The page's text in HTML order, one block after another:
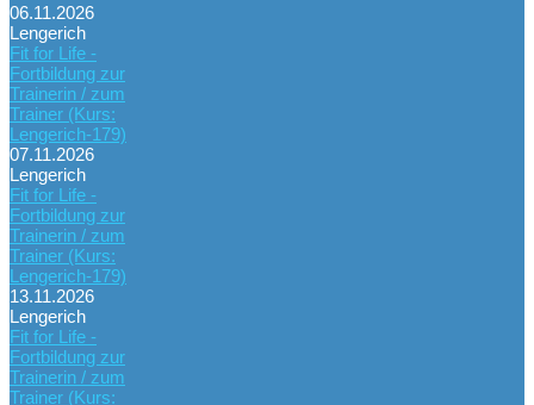
06.11.2026
Lengerich
Fit for Life -
Fortbildung zur
Trainerin / zum
Trainer (Kurs:
Lengerich-179)
07.11.2026
Lengerich
Fit for Life -
Fortbildung zur
Trainerin / zum
Trainer (Kurs:
Lengerich-179)
13.11.2026
Lengerich
Fit for Life -
Fortbildung zur
Trainerin / zum
Trainer (Kurs: